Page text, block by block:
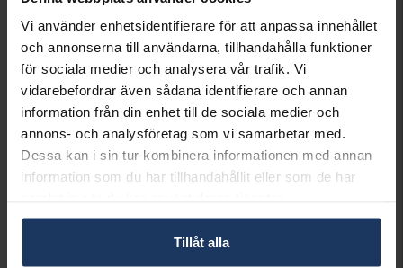
Vi använder enhetsidentifierare för att anpassa innehållet
och annonserna till användarna, tillhandahålla funktioner
för sociala medier och analysera vår trafik. Vi
vidarebefordrar även sådana identifierare och annan
information från din enhet till de sociala medier och
annons- och analysföretag som vi samarbetar med.
Dessa kan i sin tur kombinera informationen med annan
information som du har tillhandahållit eller som de har
Tillåt alla
Matchande produkter och andra varianter